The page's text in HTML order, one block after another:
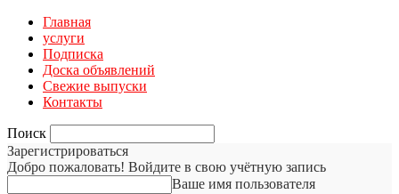
Главная
услуги
Подписка
Доска объявлений
Свежие выпуски
Контакты
Поиск
Зарегистрироваться
Добро пожаловать! Войдите в свою учётную запись
Ваше имя пользователя